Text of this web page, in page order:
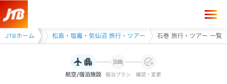
JTBホーム
旅行・ツアー 松島・塩竈・気仙沼 旅行・ツアー 石巻 旅行・ツアー 一覧
航空/宿泊施設 宿泊プラン 確認・変更